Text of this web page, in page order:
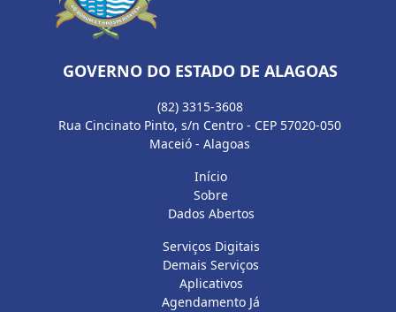
GOVERNO DO ESTADO DE ALAGOAS
(82) 3315-3608
Rua Cincinato Pinto, s/n Centro - CEP 57020-050
Maceió - Alagoas
Início
Sobre
Dados Abertos
Serviços Digitais
Demais Serviços
Aplicativos
Agendamento Já